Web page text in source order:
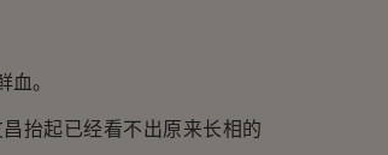
。
抬起已经看不出原来长相的